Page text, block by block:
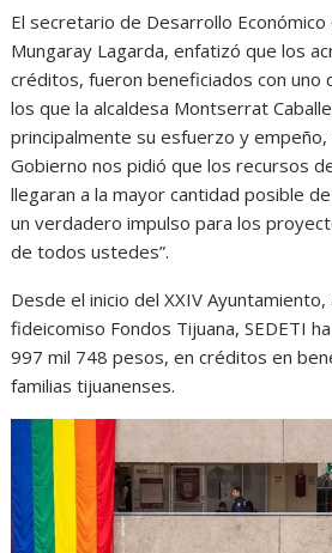
El secretario de Desarrollo Económico
Mungaray Lagarda, enfatizó que los
créditos, fueron beneficiados con uno
los que la alcaldesa Montserrat
principalmente su esfuerzo y empeño,
Gobierno nos pidió que los recursos
llegaran a la mayor cantidad posible
un verdadero impulso para los
de todos ustedes”.
Desde el inicio del XXIV
fideicomiso Fondos Tijuana, SEDETI
997 mil 748 pesos, en créditos en
familias tijuanenses.